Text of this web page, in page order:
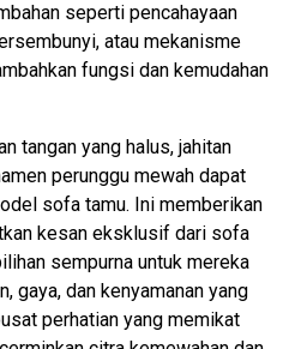
seperti pencahayaan
atau mekanisme
fungsi dan kemudahan
tangan yang halus, jahitan
perunggu mewah dapat
sofa tamu. Ini memberikan
kesan eksklusif dari sofa
sempurna untuk mereka
gaya, dan kenyamanan yang
perhatian yang memikat